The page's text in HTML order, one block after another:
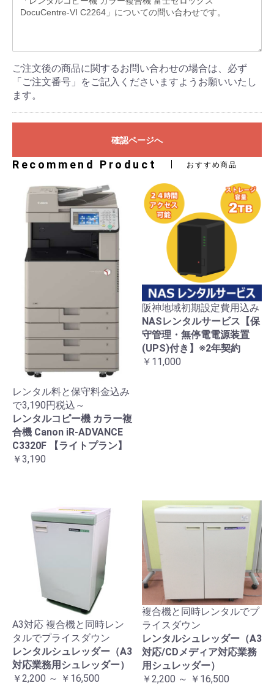
ご注文後の商品に関するお問い合わせの場合は、必ず
「ご注文番号」をご記入くださいますようお願いいたし
ます。
確認ページへ
Recommend Product おすすめ商品
レンタル料と保守料金込み
で3,190円税込～
レンタルコピー機 カラー複
合機 Canon iR-ADVANCE
C3320F 【ライトプラン】
￥3,190
阪神地域初期設定費用込み
NASレンタルサービス【保
守管理・無停電電源装置
(UPS)付き】※2年契約
￥11,000
A3対応 複合機と同時レン
タルでプライスダウン
レンタルシュレッダー（A3
対応業務用シュレッダー）
￥2,200 ～ ￥16,500
複合機と同時レンタルでプ
ライスダウン
レンタルシュレッダー（A3
対応/CDメディア対応業務
用シュレッダー）
￥2,200 ～ ￥16,500